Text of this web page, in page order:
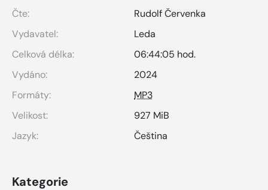
Čte:
Rudolf Červenka
Vydavatel:
Leda
Celková délka:
06:44:05 hod.
Vydáno:
2024
Formáty:
MP3
Velikost:
927 MiB
Jazyk:
Čeština
Kategorie